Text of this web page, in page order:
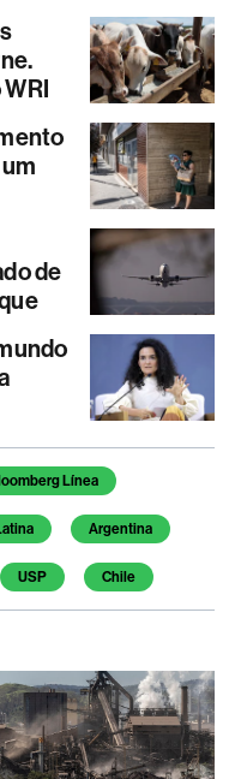
de
Línea
Argentina
USP Chile